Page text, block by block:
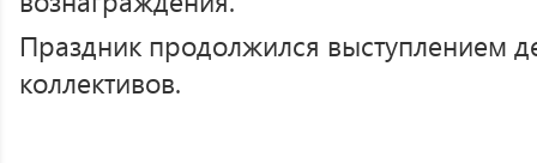
Праздник продолжился выступлением
коллективов.